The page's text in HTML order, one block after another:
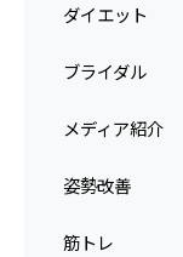
ダイエット
ブライダル
メディア紹介
姿勢改善
筋トレ